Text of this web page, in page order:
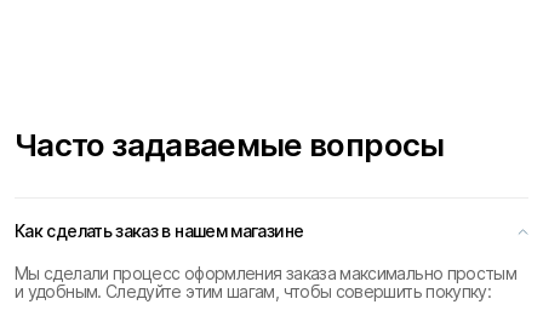
Часто задаваемые вопросы
Как сделать заказ в нашем магазине
Мы сделали процесс оформления заказа максимально простым
и удобным. Следуйте этим шагам, чтобы совершить покупку: